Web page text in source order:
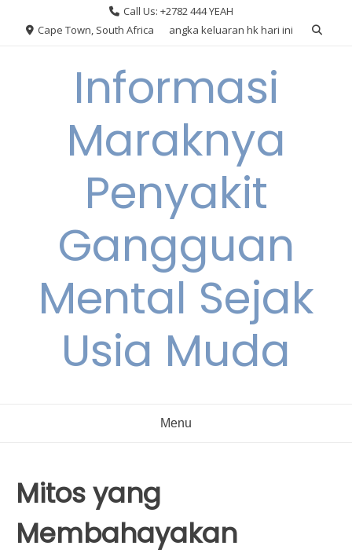
Call Us: +2782 444 YEAH
Cape Town, South Africa
angka keluaran hk hari ini
Informasi
Maraknya
Penyakit
Gangguan
Mental Sejak
Usia Muda
Menu
Mitos yang
Membahayakan